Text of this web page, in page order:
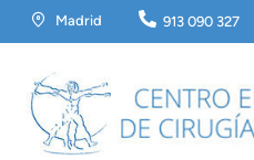
Madrid 913 090 327
Home /